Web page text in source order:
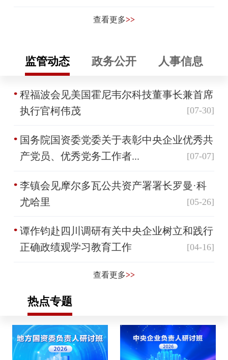
查看更多>>
监管动态 政务公开 人事信息
程福波会见美国霍尼韦尔科技董事长兼首席
执行官柯伟茂
[07-30]
国务院国资委党委关于表彰中央企业优秀共
产党员、优秀党务工作者...
[07-07]
李镇会见摩尔多瓦公共资产署署长罗曼·科
尤哈里
[05-26]
谭作钧赴四川调研有关中央企业树立和践行
正确政绩观学习教育工作
[04-16]
查看更多>>
热点专题